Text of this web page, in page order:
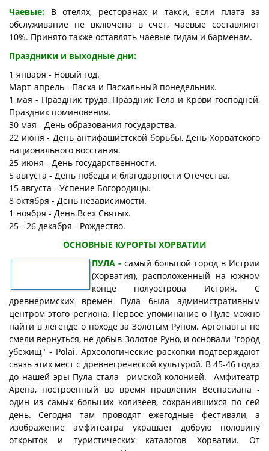
Чаевые: В отелях, ресторанах и такси, если плата за
обслуживание не включена в счет, чаевые составляют
10%. Принято также оставлять чаевые гидам и барменам.
Праздники и выходные дни:
1 января - Новый год.
Март-апрель - Пасха и Пасхальный понедельник.
1 мая - Праздник труда, Праздник Тела и Крови господней,
Праздник поминовения.
30 мая - День образования государства.
22 июня - День антифашистской борьбы, День Хорватского
национального восстания.
25 июня - День государственности.
5 августа - День победы и благодарности Отечества.
15 августа - Успение Богородицы.
8 октября - День независимости.
1 ноября - День Всех Святых.
25 - 26 декабря - Рождество.
ОСНОВНЫЕ КУРОРТЫ ХОРВАТИИ
ПУЛА -самый большой город в Истрии
(Хорватия), расположенный на южном
конце полуострова Истрия. С
древнеримских времен Пула была административным
центром этого региона. Первое упоминание о Пуле можно
найти в легенде о походе за Золотым Руном. Аргонавты не
смели вернуться, не добыв Золотое Руно, и основали "город
убежищ" - Polai. Археологические раскопки подтверждают
связь этих мест с древнегреческой культурой. В 45-46 годах
до нашей эры Пула стала римской колонией. Амфитеатр
Арена, построенный во время правления Веспасиана -
один из самых больших колизеев, сохранившихся по сей
день. Сегодня там проводят ежегодные фестивали, а
изображение амфитеатра украшает добрую половину
открыток и туристических каталогов Хорватии. От